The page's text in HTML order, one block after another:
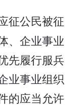
征公民被征
、企业事业
先履行服兵
业事业组织
的应当允许